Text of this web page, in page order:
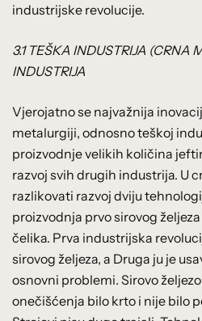
industrijske revolucije.
3.1 TEŠKA INDUSTRIJA (CRNA
INDUSTRIJA
Vjerojatno se najvažnija
metalurgiji, odnosno teškoj
proizvodnje velikih količina
razvoj svih drugih industrija. U
razlikovati razvoj dviju
proizvodnja prvo sirovog
čelika. Prva industrijska
sirovog željeza, a Druga ju je
osnovni problemi. Sirovo
onečišćenja bilo krto i nije bilo